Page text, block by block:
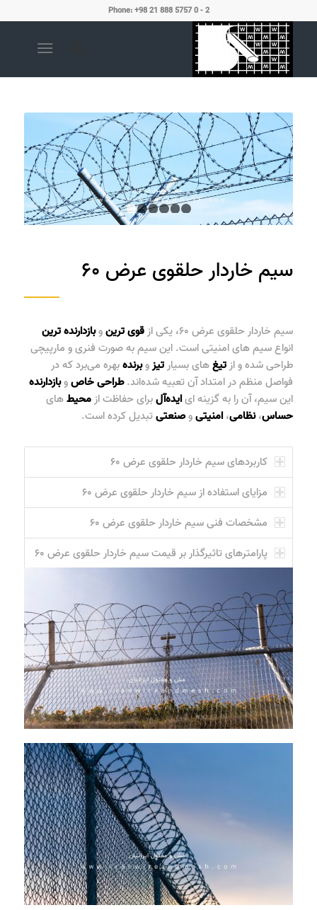
Phone: +98 21 888 5757 0 - 2
4 5 6
سیم خاردار حلقوی عرض ۶۰
سیم خاردار حلقوی عرض ۶۰ ، یکی از قوی ترینوبازدارنده ترین
انواع سیم های امنیتی است. این سیم به صورت فنری و مارپیچی
طراحی شده و از تیغهای بسیار تیزوبرندهبهره می‌برد که در
فواصل منظم در امتداد آن تعبیه شده‌اند.طراحیخاصوبازدارنده
این سیم، آن را به گزینه ایایده‌آلبرای حفاظت از محیطهای
حساس،نظامی،امنیتیوصنعتیتبدیل کرده است.
کاربردهای سیم خاردار حلقوی عرض ۶۰
مزایای استفاده از سیم خاردار حلقوی عرض ۶۰
مشخصات فنی سیم خاردار حلقوی عرض ۶۰
پارامترهای تاثیرگذار بر قیمت سیم خاردار حلقوی عرض ۶۰